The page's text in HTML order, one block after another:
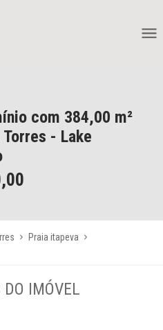
com 384,00 m²
Torres - Lake
Praia itapeva
DO IMÓVEL